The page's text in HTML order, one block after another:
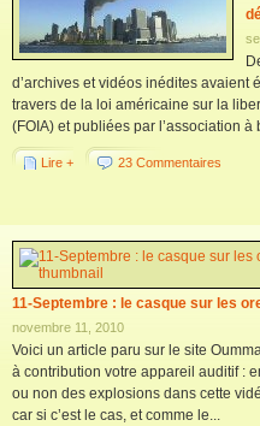
d’archives et vidéos inédites avaient
travers de la loi américaine sur la
(FOIA) et publiées par l’association à
Lire + 23 Commentaires
11-Septembre : le casque sur les
novembre 11, 2010
Voici un article paru sur le site
à contribution votre appareil auditif :
ou non des explosions dans cette
car si c’est le cas, et comme le...